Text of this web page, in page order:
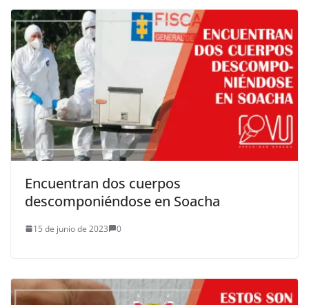
Encuentran dos cuerpos
descomponiéndose en Soacha
15 de junio de 2023 0